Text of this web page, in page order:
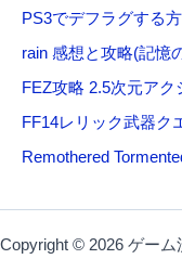
PS3でデフラグする
rain 感想と攻略(記憶
FEZ攻略 2.5次元アク
FF14レリック武器ク
Remothered
Copyright © 2026 ゲーム